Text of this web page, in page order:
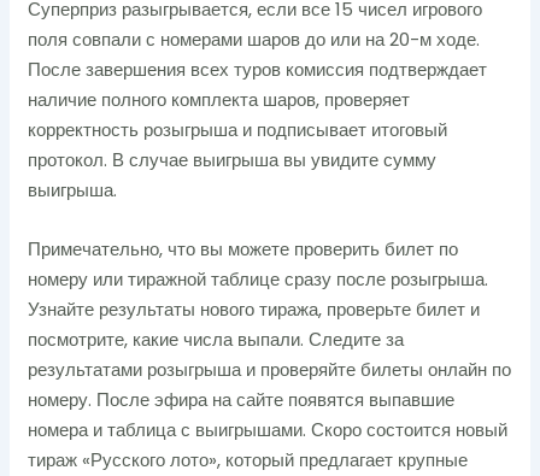
Суперприз разыгрывается, если все 15 чисел игрового
поля совпали с номерами шаров до или на 20-м ходе.
После завершения всех туров комиссия подтверждает
наличие полного комплекта шаров, проверяет
корректность розыгрыша и подписывает итоговый
протокол. В случае выигрыша вы увидите сумму
выигрыша.
Примечательно, что вы можете проверить билет по
номеру или тиражной таблице сразу после розыгрыша.
Узнайте результаты нового тиража, проверьте билет и
посмотрите, какие числа выпали. Следите за
результатами розыгрыша и проверяйте билеты онлайн по
номеру. После эфира на сайте появятся выпавшие
номера и таблица с выигрышами. Скоро состоится новый
тираж «Русского лото», который предлагает крупные